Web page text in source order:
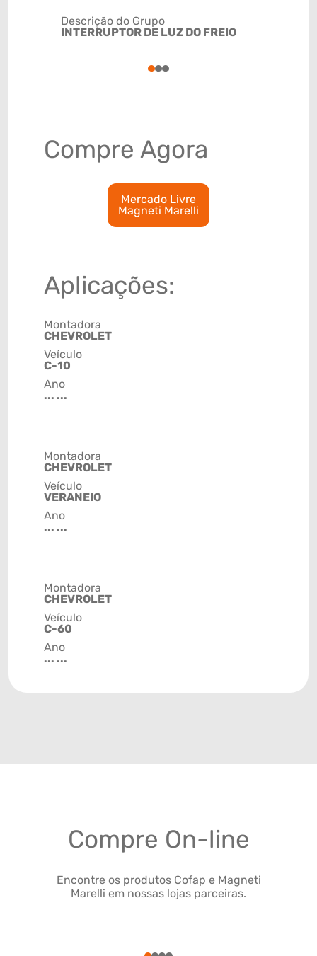
Descrição do Grupo
INTERRUPTOR DE LUZ DO FREIO
123
Compre Agora
Mercado Livre
Magneti Marelli
Aplicações:
Montadora
CHEVROLET
Veículo
C-10
Ano
... ...
Montadora
CHEVROLET
Veículo
VERANEIO
Ano
... ...
Montadora
CHEVROLET
Veículo
C-60
Ano
... ...
Compre On-line
Encontre os produtos Cofap e Magneti
Marelli em nossas lojas parceiras.